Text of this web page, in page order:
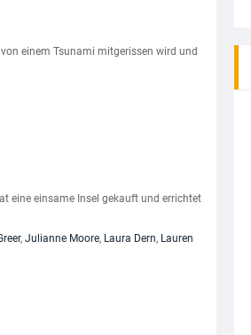
einem Tsunami mitgerissen wird und
eine einsame Insel gekauft und errichtet
, Julianne Moore, Laura Dern, Lauren